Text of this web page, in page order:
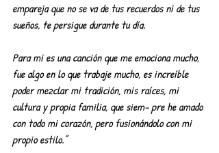
empareja que no se va de tus recuerdos ni de tus
sueños, te persigue durante tu día.
Para mi es una canción que me emociona mucho,
fue algo en lo que trabaje mucho, es increíble
poder mezclar mi tradición, mis raíces, mi
cultura y propia familia, que siem- pre he amado
con todo mi corazón, pero fusionándolo con mi
propio estilo.”